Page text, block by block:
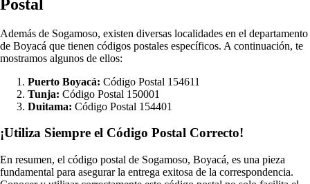
Postal
Además de Sogamoso, existen diversas localidades en el departamento
de Boyacá que tienen códigos postales específicos. A continuación, te
mostramos algunos de ellos:
Puerto Boyacá: Código Postal 154611
Tunja: Código Postal 150001
Duitama: Código Postal 154401
¡Utiliza Siempre el Código Postal Correcto!
En resumen, el código postal de Sogamoso, Boyacá, es una pieza
fundamental para asegurar la entrega exitosa de la correspondencia.